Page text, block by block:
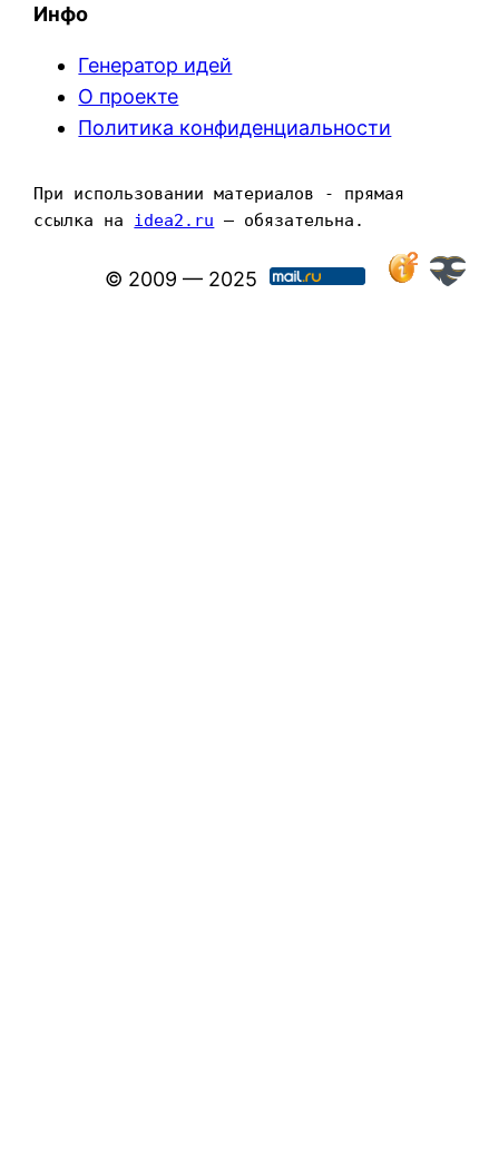
Инфо
Генератор идей
О проекте
Политика конфиденциальности
При использовании материалов - прямая
ссылка на idea2.ru — обязательна.
© 2009 — 2025